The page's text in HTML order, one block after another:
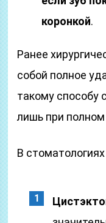
коронкой.
Ранее
собой полное
такому способу
лишь при
В